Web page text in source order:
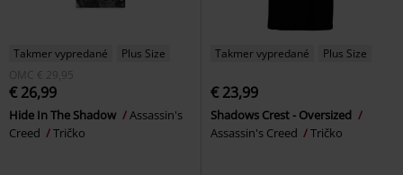
Takmer vypredané
Plus Size
OMC € 29,95
€ 26,99
Hide In The Shadow
Assassin's
Creed
Tričko
Takmer vypredané Plus Size
€ 23,99
Shadows Crest - Oversized
Assassin's Creed
Tričko